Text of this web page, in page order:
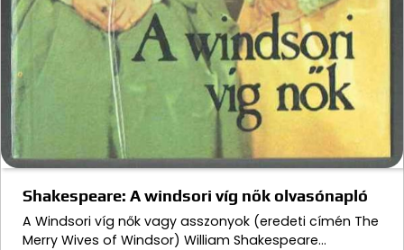
Shakespeare: A windsori víg nők olvasónapló
A Windsori víg nők vagy asszonyok (eredeti címén The
Merry Wives of Windsor) William Shakespeare…